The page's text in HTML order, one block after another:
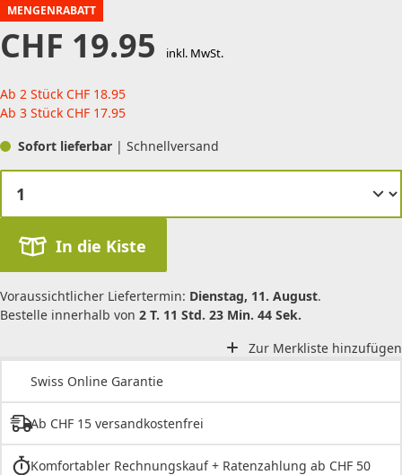
MENGENRABATT
CHF 19.95 inkl. MwSt.
Ab 2 Stück CHF 18.95
Ab 3 Stück CHF 17.95
Sofort lieferbar | Schnellversand
In die Kiste
Voraussichtlicher Liefertermin: Dienstag, 11. August.
Bestelle innerhalb von 2 T. 11 Std. 23 Min. 44 Sek.
Zur Merkliste hinzufügen
Swiss Online Garantie
Ab CHF 15 versandkostenfrei
Komfortabler Rechnungskauf + Ratenzahlung ab CHF 50